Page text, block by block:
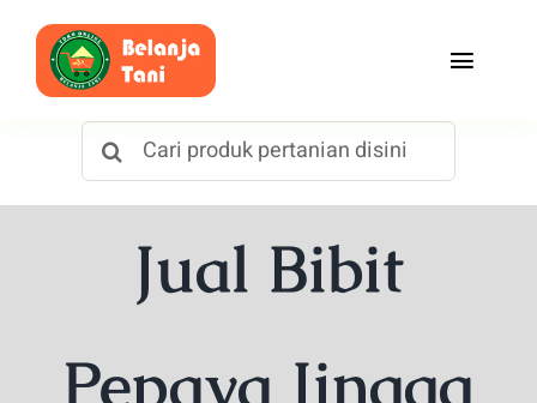
Skip
content
Toggle
Beranda
Belanja
Search
for:
Jual Bibit
Pepaya Jingga